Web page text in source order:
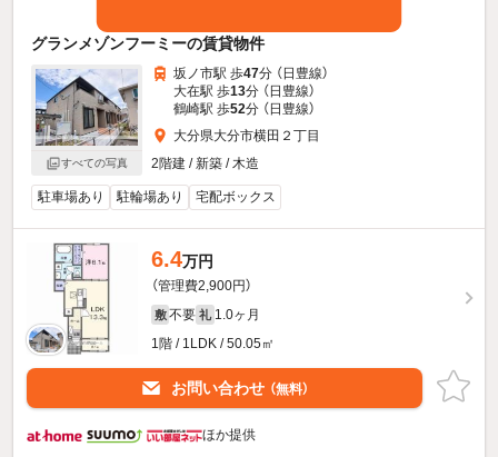
グランメゾンフーミーの賃貸物件
すべての写真
坂ノ市駅 歩47分 （日豊線）
大在駅 歩13分 （日豊線）
鶴崎駅 歩52分 （日豊線）
大分県大分市横田２丁目
2階建 / 新築 / 木造
駐車場あり 駐輪場あり 宅配ボックス
6.4万円
（管理費2,900円）
敷 不要 礼 1.0ヶ月
1階 / 1LDK / 50.05㎡
お問い合わせ （無料）
ほか提供